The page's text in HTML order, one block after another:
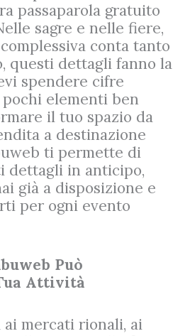
passaparola gratuito
sagre e nelle fiere,
conta tanto
questi dettagli fanno la
spendere cifre
elementi ben
il tuo spazio da
a destinazione
ti permette di
dettagli in anticipo,
già a disposizione e
per ogni evento
Può
Attività
ai mercati rionali, ai